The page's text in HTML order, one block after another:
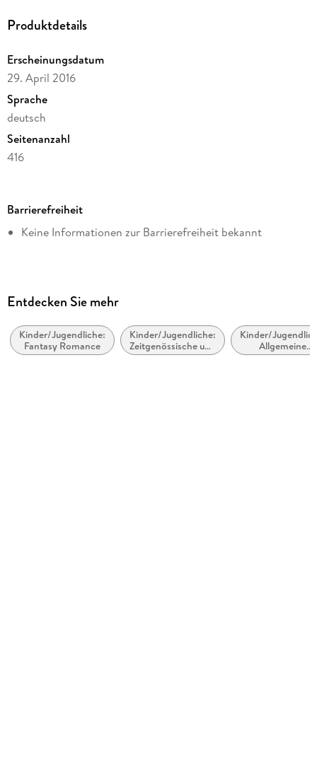
Produktdetails
Erscheinungsdatum
29. April 2016
Sprache
deutsch
Seitenanzahl
416
Altersempfehlung
von 14 bis 99 Jahren
Autor/Autorin
Übersetzung
Anja Malich
Barrierefreiheit
Keine Informationen zur Barrierefreiheit bekannt
Entdecken Sie mehr
Kinder/Jugendliche:
Fantasy Romance
Kinder/Jugendliche:
Zeitgenössische und
Urban Fantasy
Kinder/
Allgemeine
Interessen: